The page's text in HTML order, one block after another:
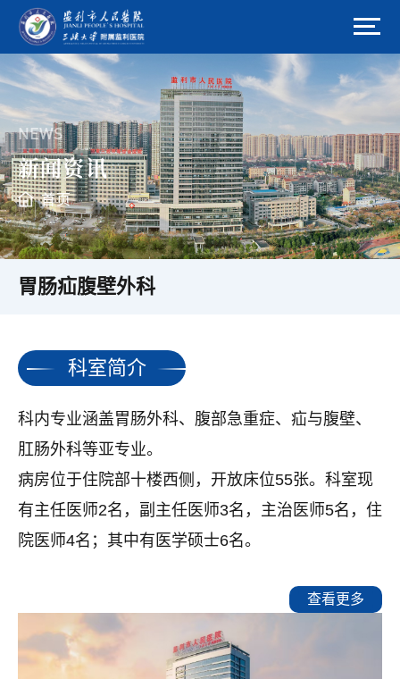
NEWS
新闻资讯
首页
胃肠疝腹壁外科
科室简介
科内专业涵盖胃肠外科、腹部急重症、疝与腹壁、
肛肠外科等亚专业。
病房位于住院部十楼西侧，开放床位55张。科室现
有主任医师2名，副主任医师3名，主治医师5名，住
院医师4名；其中有医学硕士6名。
查看更多